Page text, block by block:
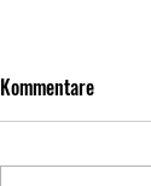
Kommentare